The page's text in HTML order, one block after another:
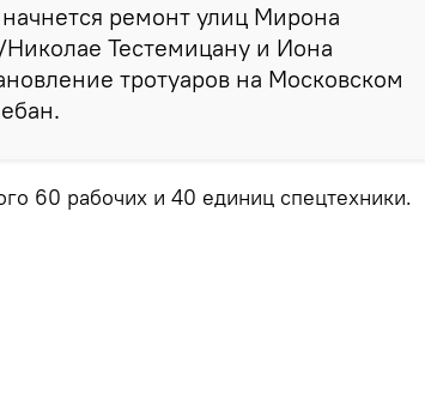
ремонт улиц Мирона
Тестемицану и Иона
тротуаров на Московском
60 рабочих и 40 единиц спецтехники.